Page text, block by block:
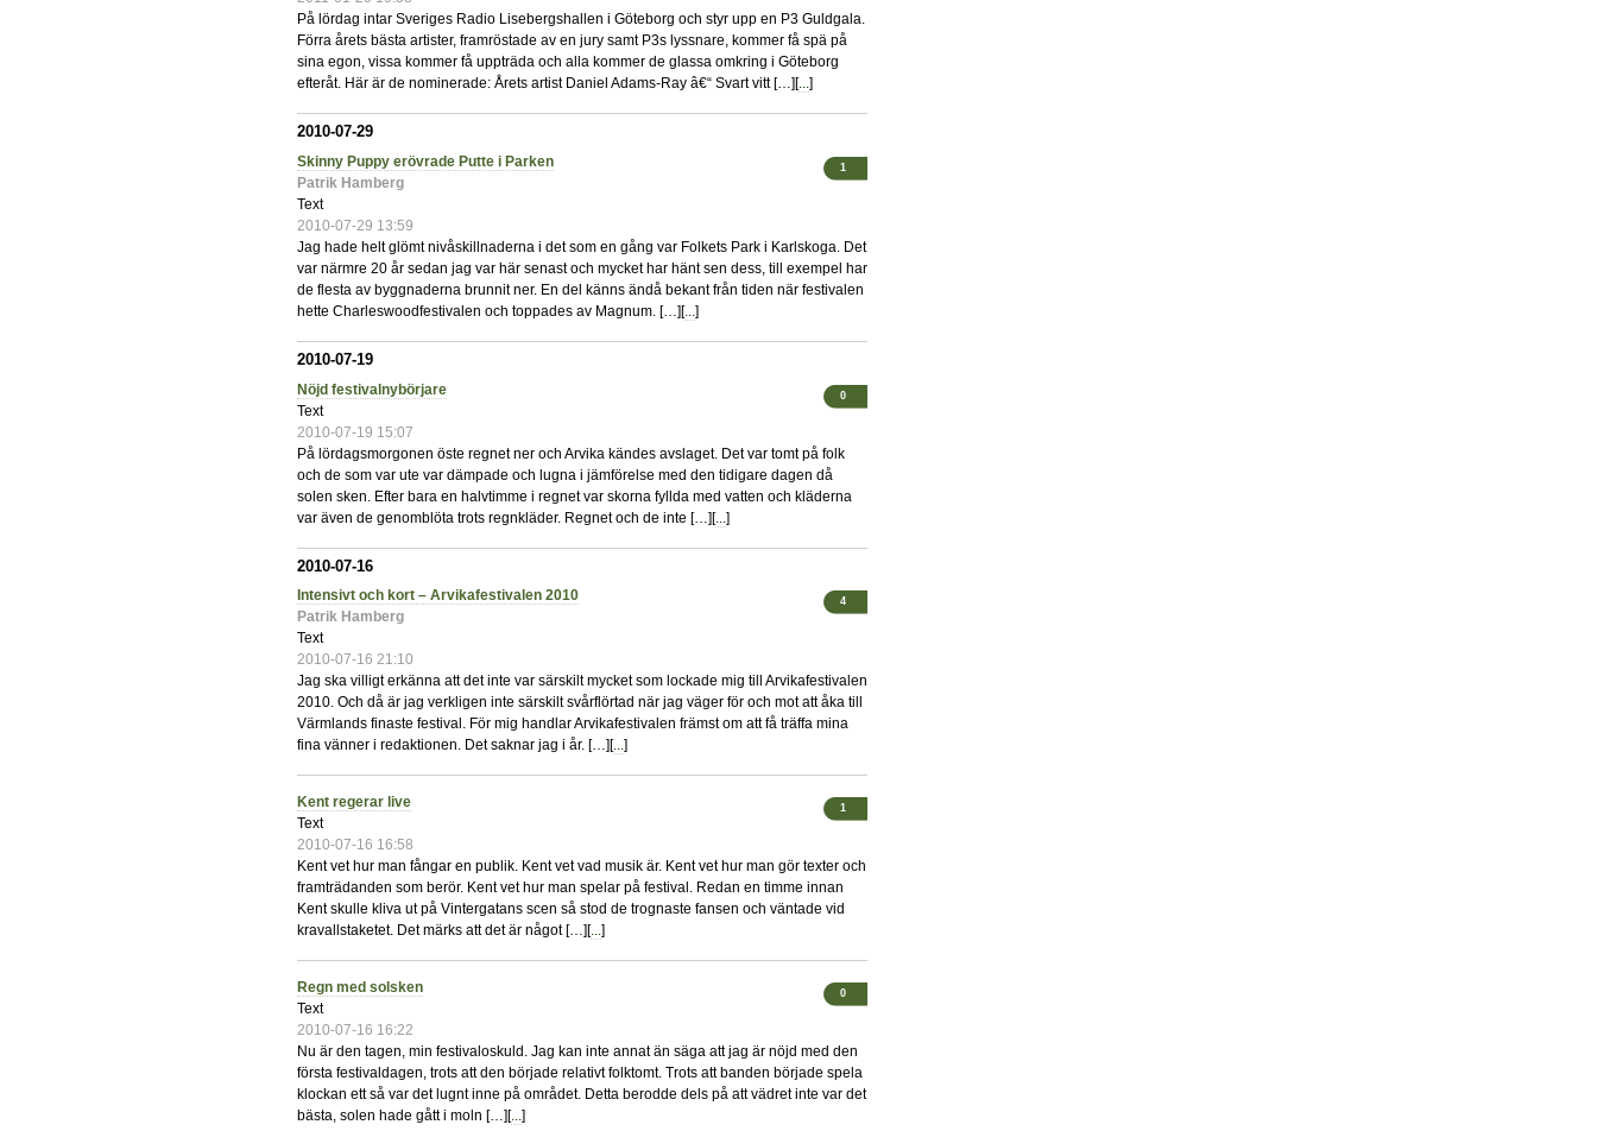
På lördag intar Sveriges Radio Lisebergshallen i Göteborg och styr upp en P3 Guldgala.
Förra årets bästa artister, framröstade av en jury samt P3s lyssnare, kommer få spä på
sina egon, vissa kommer få uppträda och alla kommer de glassa omkring i Göteborg
efteråt. Här är de nominerade: Årets artist Daniel Adams-Ray â€“ Svart vitt […][...]
2010-07-29
Skinny Puppy erövrade Putte i Parken
Patrik Hamberg
Text
2010-07-29 13:59
1
Jag hade helt glömt nivåskillnaderna i det som en gång var Folkets Park i Karlskoga. Det
var närmre 20 år sedan jag var här senast och mycket har hänt sen dess, till exempel har
de flesta av byggnaderna brunnit ner. En del känns ändå bekant från tiden när festivalen
hette Charleswoodfestivalen och toppades av Magnum. […][... ]
2010-07-19
Nöjd festivalnybörjare
Text
2010-07-19 15:07
0
På lördagsmorgonen öste regnet ner och Arvika kändes avslaget. Det var tomt på folk
och de som var ute var dämpade och lugna i jämförelse med den tidigare dagen då
solen sken. Efter bara en halvtimme i regnet var skorna fyllda med vatten och kläderna
var även de genomblöta trots regnkläder. Regnet och de inte […][... ]
2010-07-16
Intensivt och kort – Arvikafestivalen 2010
Patrik Hamberg
Text
2010-07-16 21:10
4
Jag ska villigt erkänna att det inte var särskilt mycket som lockade mig till Arvikafestivalen
2010. Och då är jag verkligen inte särskilt svårflörtad när jag väger för och mot att åka till
Värmlands finaste festival. För mig handlar Arvikafestivalen främst om att få träffa mina
fina vänner i redaktionen. Det saknar jag i år. […][...]
Kent regerar live
Text
2010-07-16 16:58
1
Kent vet hur man fångar en publik. Kent vet vad musik är. Kent vet hur man gör texter och
framträdanden som berör. Kent vet hur man spelar på festival. Redan en timme innan
Kent skulle kliva ut på Vintergatans scen så stod de trognaste fansen och väntade vid
kravallstaketet. Det märks att det är något […][...]
Regn med solsken
Text
2010-07-16 16:22
0
Nu är den tagen, min festivaloskuld. Jag kan inte annat än säga att jag är nöjd med den
första festivaldagen, trots att den började relativt folktomt. Trots att banden började spela
klockan ett så var det lugnt inne på området. Detta berodde dels på att vädret inte var det
bästa, solen hade gått i moln […][...]